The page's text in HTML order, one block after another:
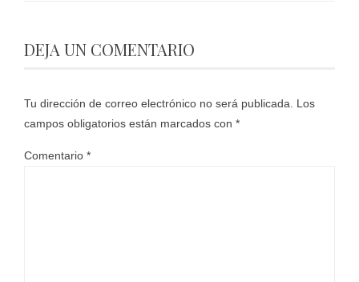
DEJA UN COMENTARIO
Tu dirección de correo electrónico no será publicada.
Los
campos obligatorios están marcados con *
Comentario *